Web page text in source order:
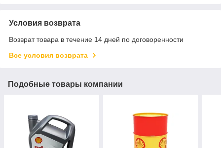
Условия возврата
Возврат товара в течение 14 дней по договоренности
Все условия возврата
Подобные товары компании